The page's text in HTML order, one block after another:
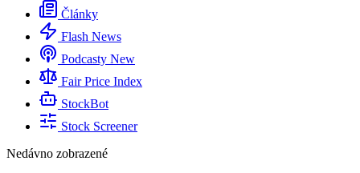
Články
Flash News
Podcasty New
Fair Price Index
StockBot
Stock Screener
Nedávno zobrazené